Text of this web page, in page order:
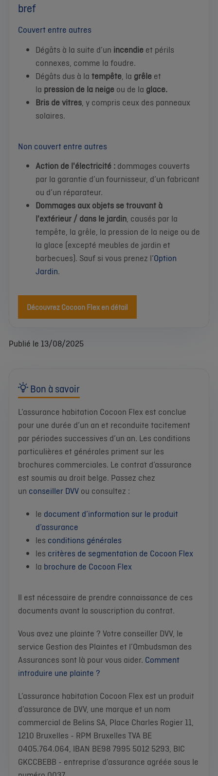
bref
Couvert entre autres
Dégâts à la suite d’un incendie et périls
connexes, comme la foudre.
Dégâts dus à la tempête , la grêle et
la pression de la neige ou de la glace.
Bris de vitres , y compris ceux des panneaux
solaires.
Non couvert entre autres
Action de l'électricité : dommages couverts
par la garantie d’un fournisseur, d’un fabricant
ou d’un réparateur.
Dommages aux objets se trouvant à
l'extérieur / dans le jardin, causés par la
tempête, la grêle, la pression de la neige ou de
la glace (excepté meubles de jardin et
barbecues). Sauf si vous prenez l’Option
Jardin.
Découvrez Cocoon Flex en détail
Publié le 13/08/2025
Bon à savoir
L’assurance habitation Cocoon Flex est conclue
pour une durée d’un an et reconduite tacitement
par périodes successives d’un an. Les conditions
particulières et générales priment sur les
brochures commerciales. Le contrat d’assurance
est soumis au droit belge. Passez chez
un conseiller DVV ou consultez :
le document d’information sur le produit
d’assurance
les conditions générales
les critères de segmentation de Cocoon Flex
la brochure de Cocoon Flex
Il est nécessaire de prendre connaissance de ces
documents avant la souscription du contrat.
Vous avez une plainte ? Votre conseiller DVV, le
service Gestion des Plaintes et l’Ombudsman des
Assurances sont là pour vous aider. Comment
introduire une plainte ?
L’assurance habitation Cocoon Flex est un produit
d’assurance de DVV, une marque et un nom
commercial de Belins SA, Place Charles Rogier 11,
1210 Bruxelles - RPM Bruxelles TVA BE
0405.764.064, IBAN BE98 7995 5012 5293, BIC
GKCCBEBB - entreprise d’assurance agréée sous le